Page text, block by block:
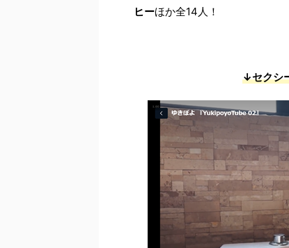
ヒーほか全14人！
↓セクシ